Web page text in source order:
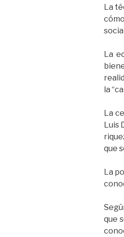
La
La
la
La
Luis
que
La
que